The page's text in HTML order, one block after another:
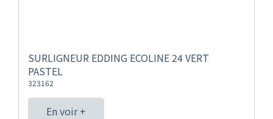
SURLIGNEUR EDDING ECOLINE 24 VERT
PASTEL
323162
En voir +